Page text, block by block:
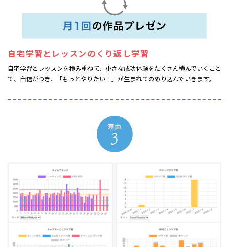
自宅学習とレッスンの くり返し学習
自宅学習とレッスンを積み重ねて、小さな成功体験をたくさん積んでいくこと
で、自信がつき、「もっとやりたい！」が生まれてのめり込んでいきます。